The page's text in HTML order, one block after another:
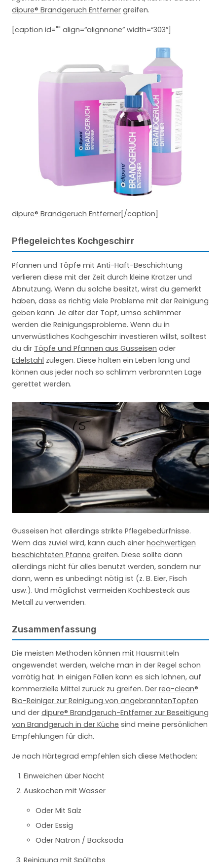
dipure® Brandgeruch Entferner greifen.
[caption id="" align=“alignnone” width=“303”]
dipure® Brandgeruch Entferner[/caption]
Pflegeleichtes Kochgeschirr
Pfannen und Töpfe mit Anti-Haft-Beschichtung
verlieren diese mit der Zeit durch kleine Kratzer und
Abnutzung. Wenn du solche besitzt, wirst du gemerkt
haben, dass es richtig viele Probleme mit der Reinigung
geben kann. Je älter der Topf, umso schlimmer
werden die Reinigungsprobleme. Wenn du in
unverwüstliches Kochgeschirr investieren willst, solltest
du dir Töpfe und Pfannen aus Gusseisen oder
Edelstahl zulegen. Diese halten ein Leben lang und
können aus jeder noch so schlimm verbrannten Lage
gerettet werden.
Gusseisen hat allerdings strikte Pflegebedürfnisse.
Wem das zuviel wird, kann auch einer hochwertigen
beschichteten Pfanne greifen. Diese sollte dann
allerdings nicht für alles benutzt werden, sondern nur
dann, wenn es unbedingt nötig ist (z. B. Eier, Fisch
usw.). Und möglichst vermeiden Kochbesteck aus
Metall zu verwenden.
Zusammenfassung
Die meisten Methoden können mit Hausmitteln
angewendet werden, welche man in der Regel schon
vorrätig hat. In einigen Fällen kann es sich lohnen, auf
kommerzielle Mittel zurück zu greifen. Der rea-clean®
Bio-Reiniger zur Reinigung von angebranntenTöpfen
und der dipure® Brandgeruch-Entferner zur Beseitigung
von Brandgeruch in der Küche sind meine persönlichen
Empfehlungen für dich.
Je nach Härtegrad empfehlen sich diese Methoden:
Einweichen über Nacht
Auskochen mit Wasser
Oder Mit Salz
Oder Essig
Oder Natron / Backsoda
Reinigung mit Spültabs